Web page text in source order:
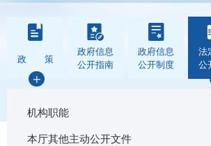
政 策
政府信息
公开指南
政府信息
公开制度
法
公
机构职能
本厅其他主动公开文件